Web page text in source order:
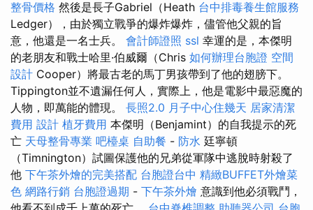
整骨價格 然後是長子Gabriel（Heath 台中排毒養生館服務
Ledger），由於獨立戰爭的爆炸爆炸，儘管他父親的旨
意，他還是一名士兵。 會計師證照 ssl 幸運的是，本傑明
的老朋友和戰士哈里·伯威爾（Chris 如何辦理台胞證 空間
設計 Cooper）將最古老的馬丁男孩帶到了他的翅膀下。
Tippington並不遺漏任何人，實際上，他是電影中最惡魔的
人物，即萬能的體現。 長照2.0 月子中心住幾天 居家清潔
費用 設計 植牙費用 本傑明（Benjamint）的自我提示的死
亡 天母整骨專業 吧檯桌 自助餐 - 防水 廷寧頓
（Timnington）試圖保護他的兄弟從軍隊中逃脫時射殺了
他 下午茶外燴的完美搭配 台胞證台中 精緻BUFFET外燴菜
色 網路行銷 台胞證過期 - 下午茶外燴 意識到他必須戰鬥，